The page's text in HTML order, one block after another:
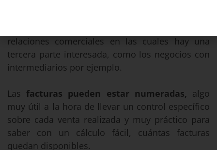
relaciones comerciales en las cuales hay una
tercera parte interesada, como los negocios con
intermediarios por ejemplo.
Las facturas pueden estar numeradas, algo
muy útil a la hora de llevar un control específico
sobre cada venta realizada y muy práctico para
saber con un cálculo fácil, cuántas facturas
quedan disponibles.